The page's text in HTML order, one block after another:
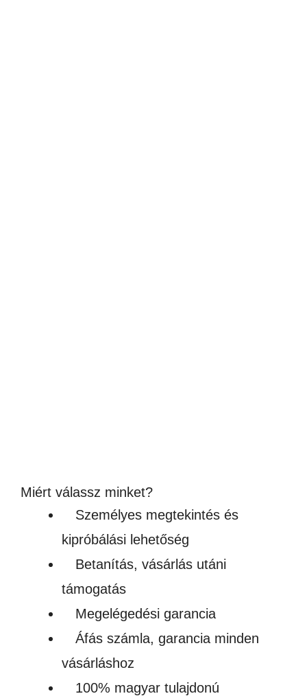
Miért válassz minket?
Személyes megtekintés és
kipróbálási lehetőség
Betanítás, vásárlás utáni
támogatás
Megelégedési garancia
Áfás számla, garancia minden
vásárláshoz
100% magyar tulajdonú